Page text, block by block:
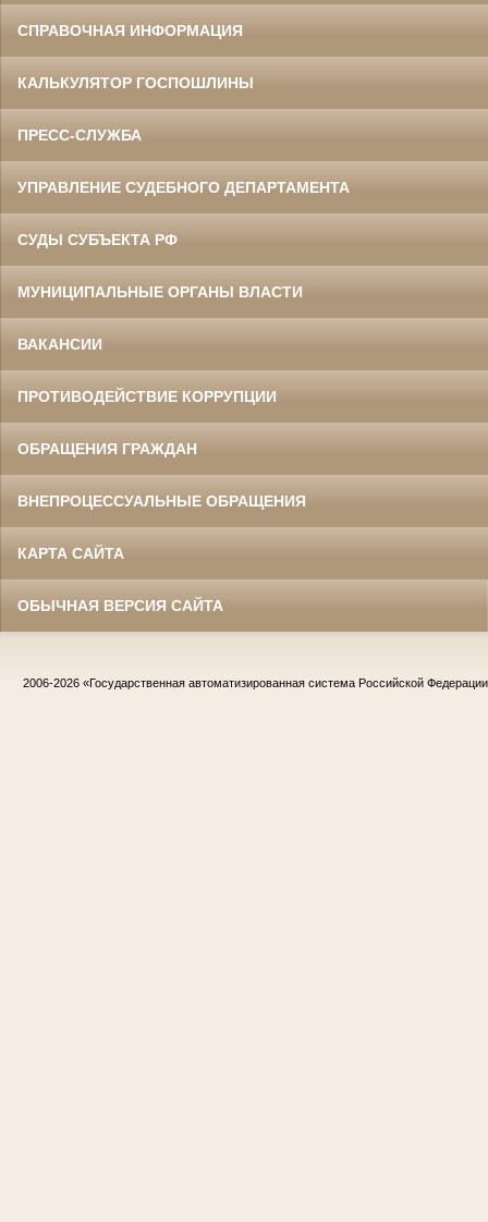
СПРАВОЧНАЯ ИНФОРМАЦИЯ
КАЛЬКУЛЯТОР ГОСПОШЛИНЫ
ПРЕСС-СЛУЖБА
УПРАВЛЕНИЕ СУДЕБНОГО ДЕПАРТАМЕНТА
СУДЫ СУБЪЕКТА РФ
МУНИЦИПАЛЬНЫЕ ОРГАНЫ ВЛАСТИ
ВАКАНСИИ
ПРОТИВОДЕЙСТВИЕ КОРРУПЦИИ
ОБРАЩЕНИЯ ГРАЖДАН
ВНЕПРОЦЕССУАЛЬНЫЕ ОБРАЩЕНИЯ
КАРТА САЙТА
ОБЫЧНАЯ ВЕРСИЯ САЙТА
2006-2026 «Государственная автоматизированная система Российской